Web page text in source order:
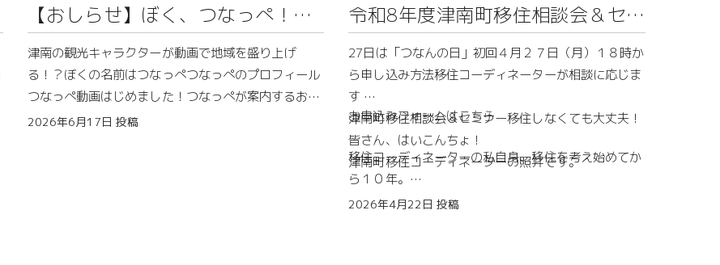
【おしらせ】ぼく、つなっぺ！動
画始めます！
津南の観光キャラクターが動画で地域を盛り上げ
る！？ぼくの名前はつなっぺつなっぺのプロフィール
つなっぺ動画はじめました！つなっぺが案内するお気
に入りスポット
2026年6月17日 投稿
令和8年度津南町移住相談会＆セミ
ナー開催！
27日は「つなんの日」初回４月２７日（月）１８時か
ら申し込み方法移住コーディネーターが相談に応じま
す
津南町移住相談会＆セミナー移住しなくても大丈夫！
皆さん、はいこんちょ！
津南町移住コーディネーターの照井です。
まもなく５月。山々は一気に新緑に彩られ、畑や田ん
お申込みフォームはこちら
移住コーディネーターの私自身、移住を考え始めてか
ら１０年。
津南町に移住先を決めてから３年かかりました。
2026年4月22日 投稿